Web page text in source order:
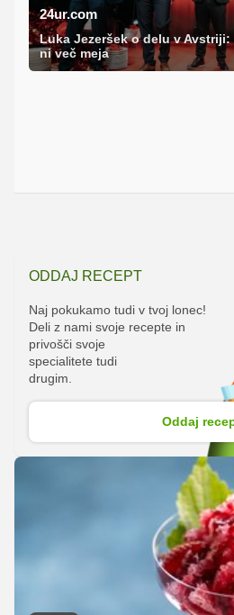
24ur.com
Luka Jezeršek o delu v
ni več meja
ODDAJ RECEPT
Naj pokukamo tudi v tvoj lonec!
Deli z nami svoje recepte in
privošči svoje
specialitete tudi
drugim.
Oddaj